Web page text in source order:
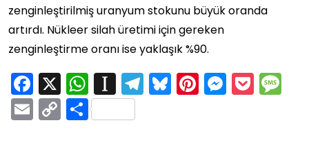
zenginleştirilmiş uranyum stokunu büyük oranda
artırdı. Nükleer silah üretimi için gereken
zenginleştirme oranı ise yaklaşık %90.
Facebook
X WhatsApp
Instapaper
Telegram
Bluesky
Pinterest
EmailCopy
Link
Share